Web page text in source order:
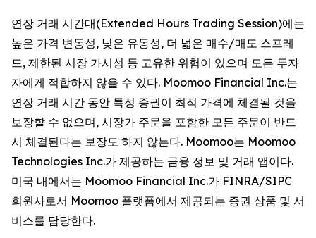
연장 거래 시간대(Extended Hours Trading Session)에는
높은 가격 변동성, 낮은 유동성, 더 넓은 매수/매도 스프레
드, 제한된 시장 가시성 등 고유한 위험이 있으며 모든 투자
자에게 적합하지 않을 수 있다. Moomoo Financial Inc.는
연장 거래 시간 동안 특정 증권이 최적 가격에 체결될 것을
보장할 수 없으며, 시장가 주문을 포함한 모든 주문이 반드
시 체결된다는 보장도 하지 않는다. Moomoo는 Moomoo
Technologies Inc.가 제공하는 금융 정보 및 거래 앱이다.
미국 내에서는 Moomoo Financial Inc.가 FINRA/SIPC
회원사로서 Moomoo 플랫폼에서 제공되는 증권 상품 및 서
비스를 담당한다.